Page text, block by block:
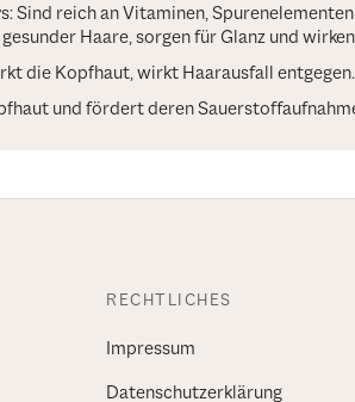
Sind reich an Vitaminen,
Haare, sorgen für Glanz und
die Kopfhaut, wirkt Haarausfall entgegen.
und fördert deren
RECHTLICHES
Impressum
Datenschutzerklärung